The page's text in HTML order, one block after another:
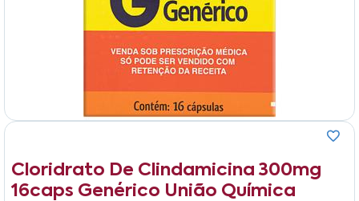
Cloridrato De Clindamicina 300mg
16caps Genérico União Química